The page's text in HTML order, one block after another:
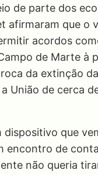
de parte dos
afirmaram que o
acordos
de Marte à
da extinção
União de cerca
dispositivo que
encontro de
não queria